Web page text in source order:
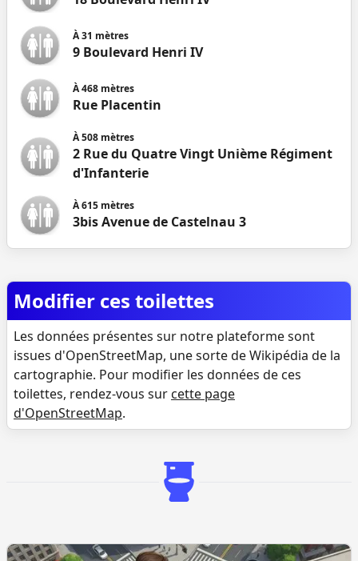
À31 mètres
9 Boulevard Henri IV
À468 mètres
Rue Placentin
À508 mètres
2 Rue du Quatre Vingt Unième Régiment
d'Infanterie
À615 mètres
3bis Avenue de Castelnau 3
Modifier ces toilettes
Les données présentes sur notre plateforme sont
issues d'OpenStreetMap, une sorte de Wikipédia de la
cartographie. Pour modifier les données de ces
toilettes, rendez-vous sur cette page
d'OpenStreetMap.